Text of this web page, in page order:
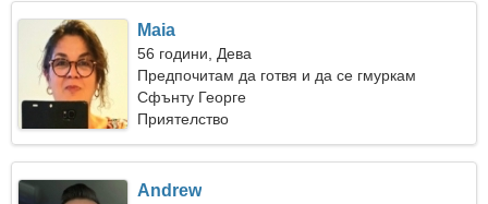
Maia
56 години, Дева
Предпочитам да готвя и да се гмуркам
Сфънту Георге
Приятелство
Andrew